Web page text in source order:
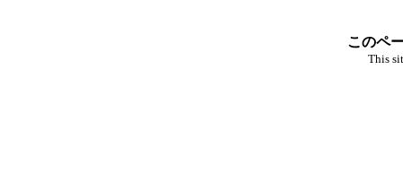
このペ
This